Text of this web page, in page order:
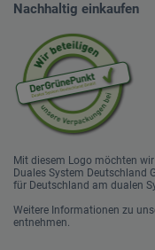
Nachhaltig einkaufen
Mit diesem Logo möchten
Duales System Deutschland
für Deutschland am dualen
Weitere Informationen zu
entnehmen.